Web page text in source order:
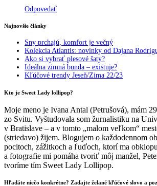
Odpovedať
Najnovšie články
Sny prchajú, komfort je večný
Kolekcia Atlantis: novinky od Dajana
Ako si vybrať plesové šaty?
Ideálna zimná bunda – existuje?
Kľúčové trendy Jeseň/Zima 22/23
Kto je Sweet Lady lollipop?
Moje meno je Ivana Antal (Petrušová), mám
zo Svitu. Vyštudovala som žurnalistiku na
v Bratislave – a v tomto „malom veľkom“
(striedavo) žijem. Blogujem o každodennom
pocitoch, zážitkoch a ľuďoch, ktorí ma
a fotografie mi pomáha tvoriť môj manžel,
tvoríme tím Sweet Lady Lollipop.
Hľadáte niečo konkrétne? Zadajte želané kľúčové slovo a